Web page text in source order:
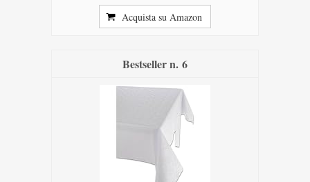
Acquista su Amazon
6